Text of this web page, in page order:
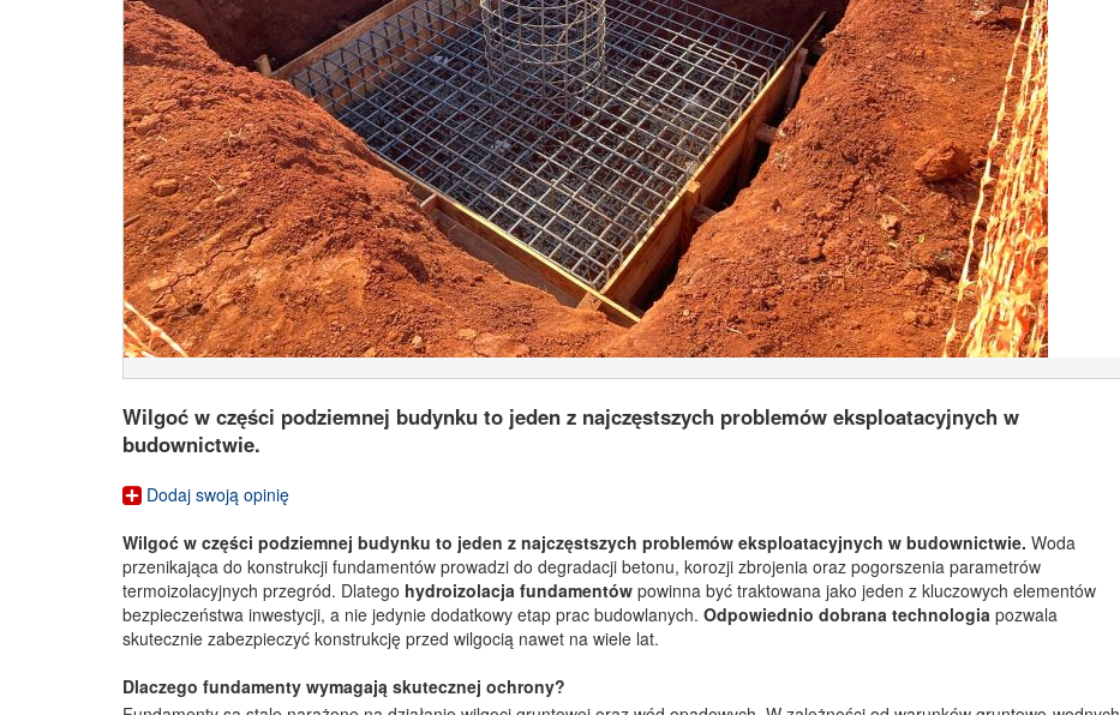
Wilgoć w części podziemnej budynku to jeden z najczęstszych problemów eksploatacyjnych w
budownictwie.
Dodaj swoją opinię
Wilgoć w części podziemnej budynku to jeden z najczęstszych problemów eksploatacyjnych w budownictwie. Woda
przenikająca do konstrukcji fundamentów prowadzi do degradacji betonu, korozji zbrojenia oraz pogorszenia parametrów
termoizolacyjnych przegród. Dlatego hydroizolacja fundamentów powinna być traktowana jako jeden z kluczowych elementów
bezpieczeństwa inwestycji, a nie jedynie dodatkowy etap prac budowlanych. Odpowiednio dobrana technologia pozwala
skutecznie zabezpieczyć konstrukcję przed wilgocią nawet na wiele lat.
Dlaczego fundamenty wymagają skutecznej ochrony?